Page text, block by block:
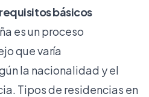
básicos
es un proceso
que varía
la nacionalidad y el
Tipos de residencias en